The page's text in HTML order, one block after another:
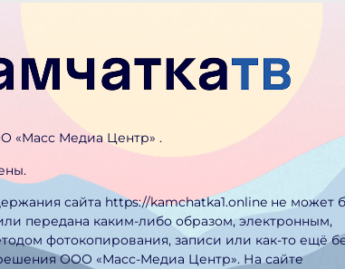
«Масс Медиа Центр» .
сайта https://kamchatka1.online не может
передана каким-либо образом, электронным,
фотокопирования, записи или как-то ещё
ООО «Масс-Медиа Центр». На сайте